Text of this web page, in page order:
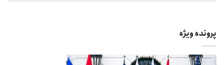
پرونده ویژه